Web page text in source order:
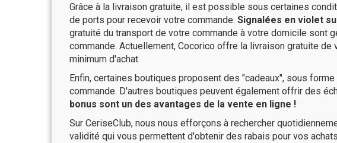
Grâce à la livraison gratuite, il est possible sous certaines
de ports pour recevoir votre commande. Signalées en violet
gratuité du transport de votre commande à votre domicile sont
commande. Actuellement, Cocorico offre la livraison gratuite de
minimum d'achat
Enfin, certaines boutiques proposent des "cadeaux", sous
commande. D'autres boutiques peuvent également offrir des
bonus sont un des avantages de la vente en ligne !
Sur CeriseClub, nous nous efforçons à rechercher
validité qui vous permettent d'obtenir des rabais pour vos